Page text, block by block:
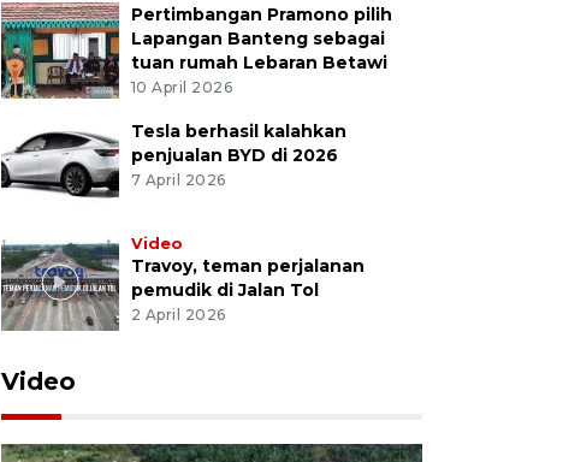
Pertimbangan Pramono pilih
Lapangan Banteng sebagai
tuan rumah Lebaran Betawi
10 April 2026
Tesla berhasil kalahkan
penjualan BYD di 2026
7 April 2026
Video
Travoy, teman perjalanan
pemudik di Jalan Tol
2 April 2026
Video